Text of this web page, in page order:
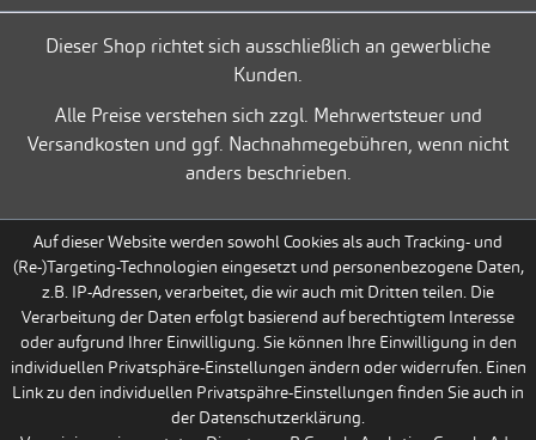
Dieser Shop richtet sich ausschließlich an gewerbliche
Kunden.
Alle Preise verstehen sich zzgl. Mehrwertsteuer und
Versandkosten und ggf. Nachnahmegebühren, wenn nicht
anders beschrieben.
Auf dieser Website werden sowohl Cookies als auch Tracking- und
(Re-)Targeting-Technologien eingesetzt und personenbezogene Daten,
z.B. IP-Adressen, verarbeitet, die wir auch mit Dritten teilen. Die
Verarbeitung der Daten erfolgt basierend auf berechtigtem Interesse
oder aufgrund Ihrer Einwilligung. Sie können Ihre Einwilligung in den
individuellen Privatsphäre-Einstellungen ändern oder widerrufen. Einen
Link zu den individuellen Privatspähre-Einstellungen finden Sie auch in
der Datenschutzerklärung.